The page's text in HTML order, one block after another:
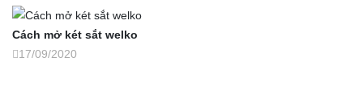
Cách mở két sắt welko
17/09/2020